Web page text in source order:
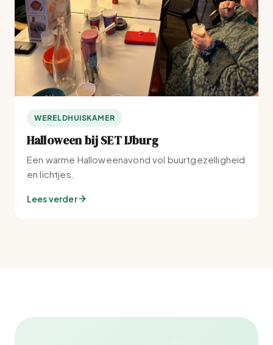
WERELDHUISKAMER
Halloween bij SET IJburg
Een warme Halloweenavond vol buurtgezelligheid
en lichtjes.
Lees verder